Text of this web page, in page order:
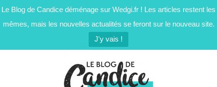
Le Blog de Candice déménage sur Wedgi.fr ! Les articles restent les
mêmes, mais les nouvelles actualités se feront sur le nouveau site.
J'y vais !